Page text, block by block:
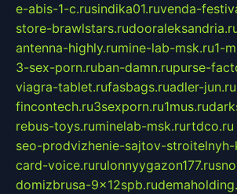
e-abis-1-c.rusindika01.ruvenda-
store-brawlstars.ru
antenna-highly.rumine-lab-msk.ru1-
3-sex-porn.ruban-damn.rupurse-
viagra-tablet.rufasbags.ruadler-jun.ru
fincontech.ru3sexporn.ru1mus.ru
rebus-toys.ruminelab-msk.rurtdco.ru
seo-prodvizhenie-sajtov-stroitelnyh-
card-voice.rurulonnyygazon177.ru
domizbrusa-9x12spb.ru